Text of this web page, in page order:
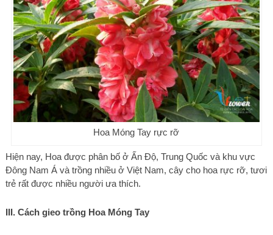
Hoa Móng Tay rực rỡ
Hiện nay, Hoa được phân bố ở Ấn Độ, Trung Quốc và khu vực
Đông Nam Á và trồng nhiều ở Việt Nam, cây cho hoa rực rỡ, tươi
trẻ rất được nhiều người ưa thích.
III. Cách gieo trồng Hoa Móng Tay